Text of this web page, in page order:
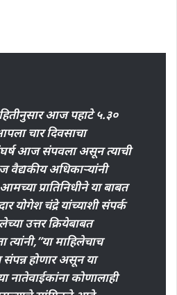
आज पहाटे ५.३०
चार दिवसाचा
आज संपवला असून त्याची
अधिकाऱ्यांनी
प्रातिनिधीने या बाबत
योगेश चंद्रे यांच्याशी संपर्क
उत्तर क्रियेबाबत
माहिलेचाच
होणार असून या
नातेवाईकांना कोणालाही